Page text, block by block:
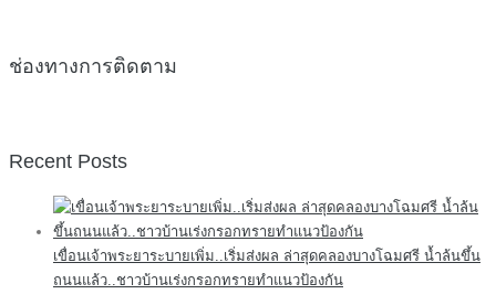
ช่องทางการติดตาม
Recent Posts
เขื่อนเจ้าพระยาระบายเพิ่ม..เริ่มส่งผล ล่าสุดคลองบางโฉมศรี น้ำล้นขึ้น
ถนนแล้ว..ชาวบ้านเร่งกรอกทรายทำแนวป้องกัน